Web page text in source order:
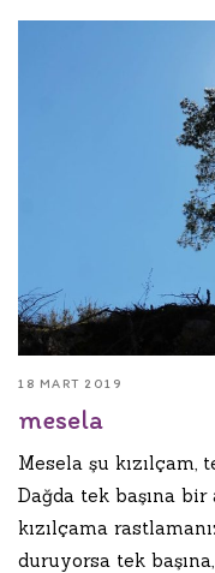
18 MART 2019
mesela
Mesela şu
Dağda tek başına
kızılçama
duruyorsa tek